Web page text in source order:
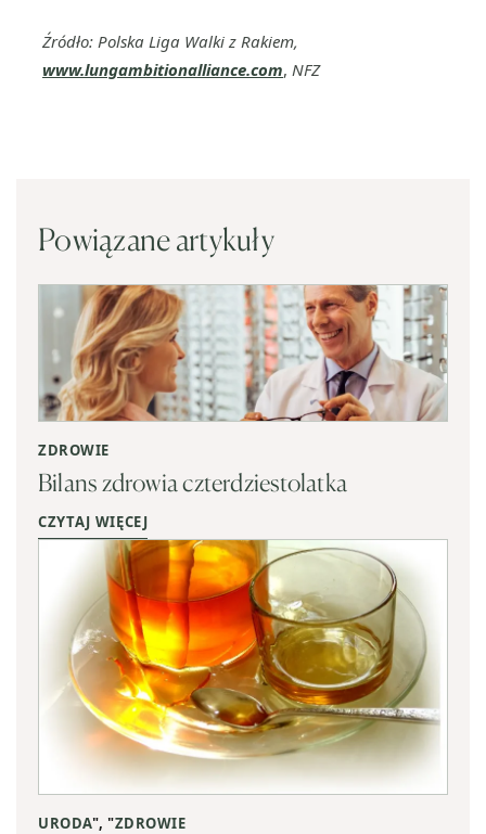
Źródło: Polska Liga Walki z Rakiem,
www.lungambitionalliance.com, NFZ
Powiązane artykuły
ZDROWIE
Bilans zdrowia czterdziestolatka
CZYTAJ WIĘCEJ
URODA", "ZDROWIE